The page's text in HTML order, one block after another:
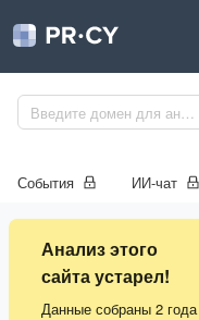
События ИИ-чат
Анализ этого
сайта устарел!
Данные собраны 2 года